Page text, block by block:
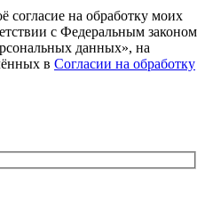
согласие на обработку моих
с Федеральным законом
данных», на
в Согласии на обработку